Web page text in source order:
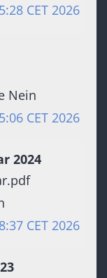
CET 2026
Nein
CET 2026
2024
CET 2026